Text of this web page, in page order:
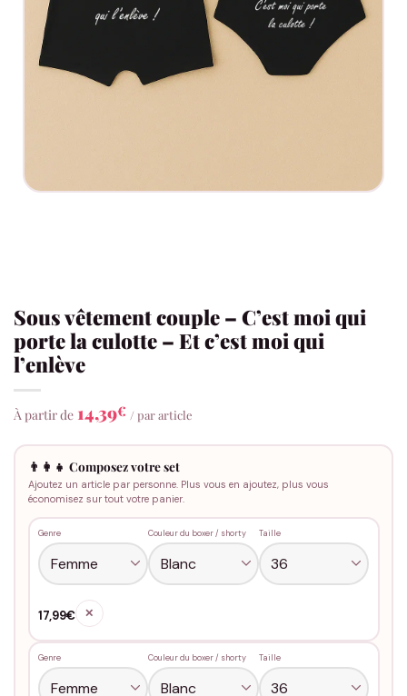
Sous vêtement couple – C’est moi qui
porte la culotte – Et c’est moi qui
l’enlève
À partir de 14,39€ / par article
👨‍👩‍👧 Composez votre set
Ajoutez un article par personne. Plus vous en ajoutez, plus vous
économisez sur tout votre panier.
Genre Couleur du boxer / shorty Taille
17,99€ ✕
Genre Couleur du boxer / shorty Taille